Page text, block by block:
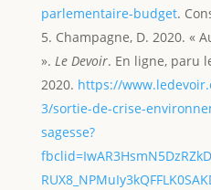
parlementaire-budget.
Champagne, D. 2020. «
». Le Devoir. En ligne, paru
2020. https://
3/sortie-de-crise-
sagesse?